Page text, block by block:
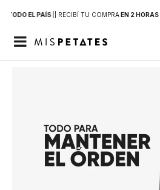
TODO EL PAÍS | RECIBÍ TU COMPRAEN 2 HORAS
